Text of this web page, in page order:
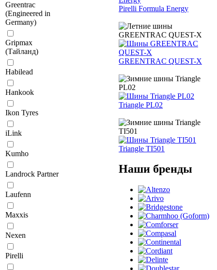
Greentrac
(Engineered in
Germany)
Gripmax
(Тайланд)
Habilead
Hankook
Ikon Tyres
iLink
Kumho
Landrock Partner
Laufenn
Maxxis
Nexen
Pirelli
Pirelli Formula Energy
GREENTRAC QUEST-X
Triangle PL02
Triangle TI501
Наши бренды